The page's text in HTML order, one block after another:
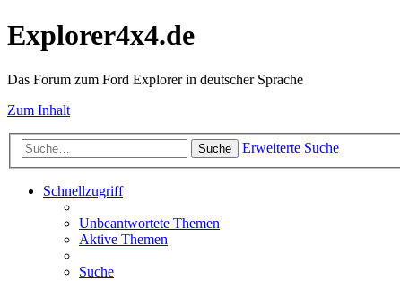
Explorer4x4.de
Das Forum zum Ford Explorer in deutscher Sprache
Zum Inhalt
Suche Erweiterte Suche
Schnellzugriff
Unbeantwortete Themen
Aktive Themen
Suche